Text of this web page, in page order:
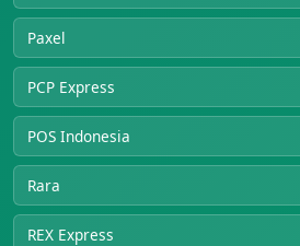
Paxel
PCP Express
POS Indonesia
Rara
REX Express